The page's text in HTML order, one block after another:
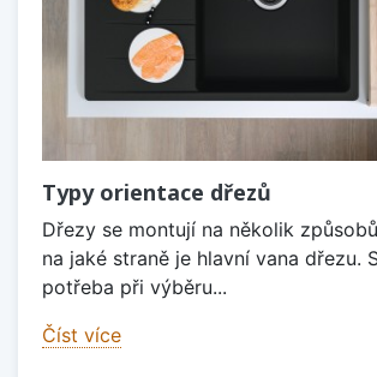
Typy orientace dřezů
Dřezy se montují na několik
na jaké straně je hlavní vana dřezu.
potřeba při výběru...
Číst více